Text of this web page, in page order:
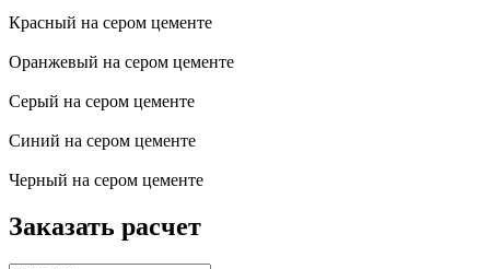
Красный на сером цементе
Оранжевый на сером цементе
Серый на сером цементе
Синий на сером цементе
Черный на сером цементе
Заказать расчет